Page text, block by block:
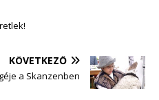
KÖVETKEZŐ
a Skanzenben